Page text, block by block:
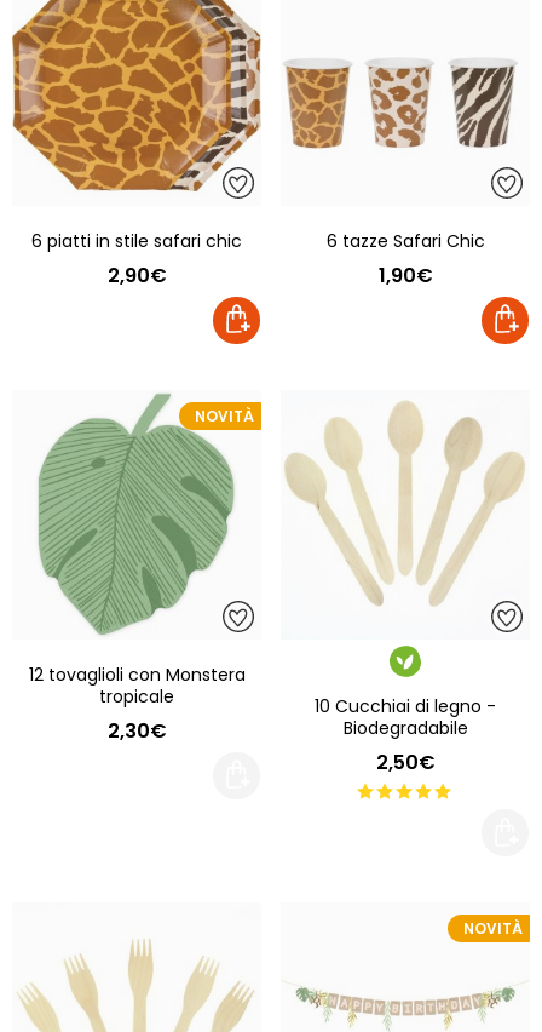
6 piatti in stile safari chic
2,90€
6 tazze Safari Chic
1,90€
NOVITÀ
12 tovaglioli con Monstera
tropicale
2,30€
10 Cucchiai di legno -
Biodegradabile
2,50€
NOVITÀ